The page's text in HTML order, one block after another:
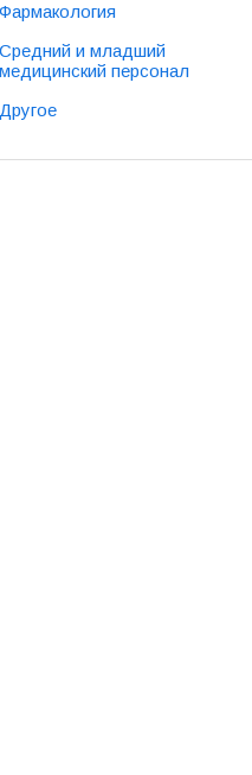
Фармакология
Средний и младший
медицинский персонал
Другое